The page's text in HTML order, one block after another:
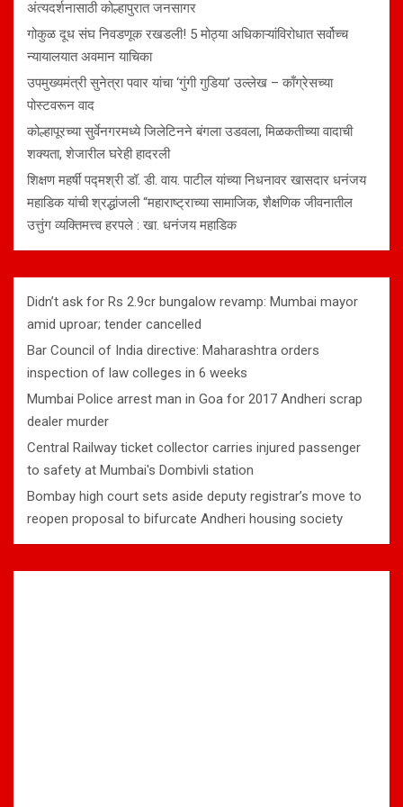
अंत्यदर्शनासाठी कोल्हापुरात जनसागर
गोकुळ दूध संघ निवडणूक रखडली! 5 मोठ्या अधिकाऱ्यांविरोधात सर्वोच्च
न्यायालयात अवमान याचिका
उपमुख्यमंत्री सुनेत्रा पवार यांचा ‘गुंगी गुडिया’ उल्लेख – काँग्रेसच्या
पोस्टवरून वाद
कोल्हापूरच्या सुर्वेनगरमध्ये जिलेटिनने बंगला उडवला, मिळकतीच्या वादाची
शक्यता, शेजारील घरेही हादरली
शिक्षण महर्षी पद्मश्री डॉ. डी. वाय. पाटील यांच्या निधनावर खासदार धनंजय
महाडिक यांची श्रद्धांजली “महाराष्ट्राच्या सामाजिक, शैक्षणिक जीवनातील
उत्तुंग व्यक्तिमत्त्व हरपले : खा. धनंजय महाडिक
Didn’t ask for Rs 2.9cr bungalow revamp: Mumbai mayor
amid uproar; tender cancelled
Bar Council of India directive: Maharashtra orders
inspection of law colleges in 6 weeks
Mumbai Police arrest man in Goa for 2017 Andheri scrap
dealer murder
Central Railway ticket collector carries injured passenger
to safety at Mumbai's Dombivli station
Bombay high court sets aside deputy registrar’s move to
reopen proposal to bifurcate Andheri housing society